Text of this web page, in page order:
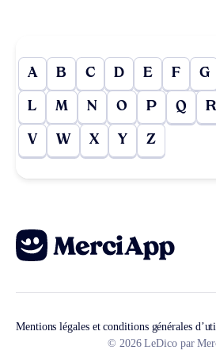
A B C D E F G
L M N O P Q R
V W X Y Z
Mentions légales et conditions générales
© 2026 LeDico par